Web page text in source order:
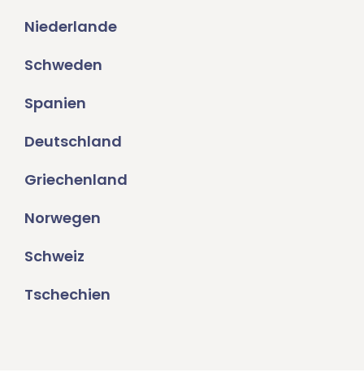
Niederlande
Schweden
Spanien
Deutschland
Griechenland
Norwegen
Schweiz
Tschechien